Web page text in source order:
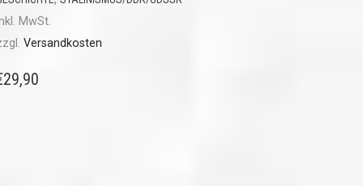
MwSt.
Versandkosten
29,90